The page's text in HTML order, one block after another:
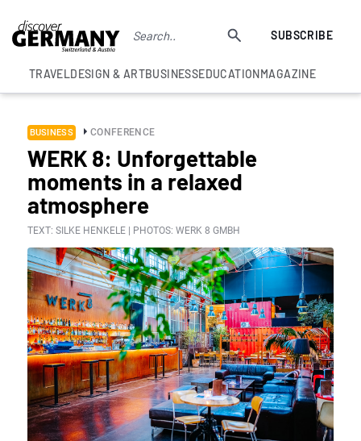
SUBSCRIBE
TRAVELDESIGN & ARTBUSINESSEDUCATIONMAGAZINE
BUSINESS CONFERENCE
WERK 8: Unforgettable
moments in a relaxed
atmosphere
TEXT: SILKE HENKELE | PHOTOS: WERK 8 GMBH